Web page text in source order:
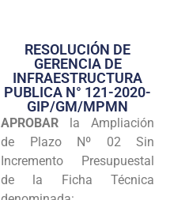
Transparencia
Seguridad
Programas
Intranet
RESOLUCIÓN DE
GERENCIA DE
INFRAESTRUCTURA
PUBLICA N° 121-2020-
GIP/GM/MPMN
APROBAR la Ampliación
de Plazo Nº 02 Sin
Incremento Presupuestal
de la Ficha Técnica